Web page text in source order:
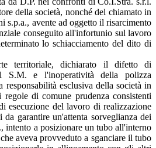
della società, nonché del chiamato in
s.p.a., avente ad oggetto il risarcimento
conseguito all'infortunio sul lavoro
lo schiacciamento del dito di
territoriale, dichiarato il difetto di
S.M. e l'inoperatività della polizza
responsabilità esclusiva della società in
di comune prudenza consistenti
esecuzione del lavoro di realizzazione
garantire un'attenta sorveglianza dei
intento a posizionare un tubo all'interno
aveva provveduto a sganciare il tubo